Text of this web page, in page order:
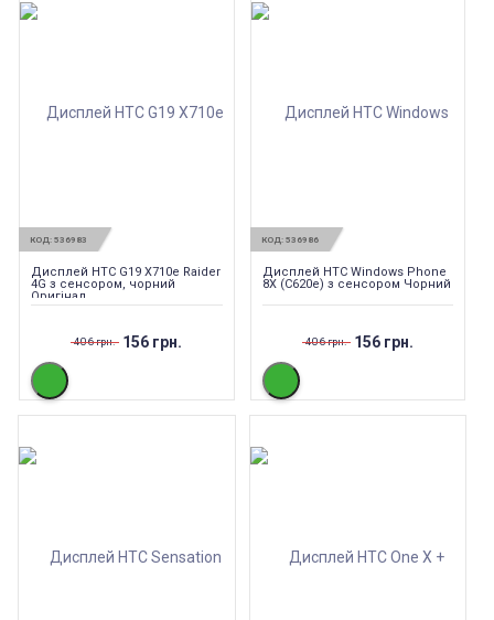
КОД: 536983
Дисплей HTC G19 X710e Raider
4G з сенсором, чорний
Оригінал
406 грн. 156 грн.
КОД: 536986
Дисплей HTC Windows Phone
8X (C620e) з сенсором Чорний
406 грн. 156 грн.